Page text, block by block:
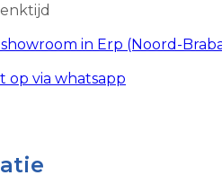
in Erp (Noord-
op via whatsapp